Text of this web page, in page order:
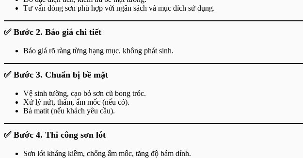
Tư vấn dòng sơn phù hợp với ngân sách và mục đích sử dụng.
✅ Bước 2. Báo giá chi tiết
Báo giá rõ ràng từng hạng mục, không phát sinh.
✅ Bước 3. Chuẩn bị bề mặt
Vệ sinh tường, cạo bỏ sơn cũ bong tróc.
Xử lý nứt, thấm, ẩm mốc (nếu có).
Bả matit (nếu khách yêu cầu).
✅ Bước 4. Thi công sơn lót
Sơn lót kháng kiềm, chống ẩm mốc, tăng độ bám dính.